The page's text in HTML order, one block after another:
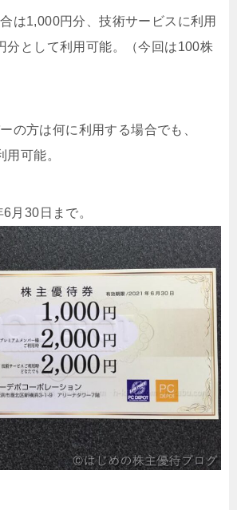
は1,000円分、技術サービスに利用
分として利用可能。（今回は100株
の方は何に利用する場合でも、
可能。
月30日まで。